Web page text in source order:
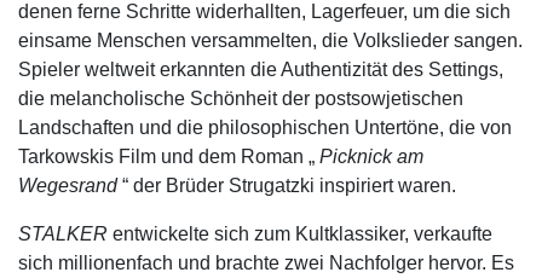
denen ferne Schritte widerhallten, Lagerfeuer, um die sich
einsame Menschen versammelten, die Volkslieder sangen.
Spieler weltweit erkannten die Authentizität des Settings,
die melancholische Schönheit der postsowjetischen
Landschaften und die philosophischen Untertöne, die von
Tarkowskis Film und dem Roman „ Picknick am
Wegesrand“ der Brüder Strugatzki inspiriert waren.
STALKER entwickelte sich zum Kultklassiker, verkaufte
sich millionenfach und brachte zwei Nachfolger hervor. Es